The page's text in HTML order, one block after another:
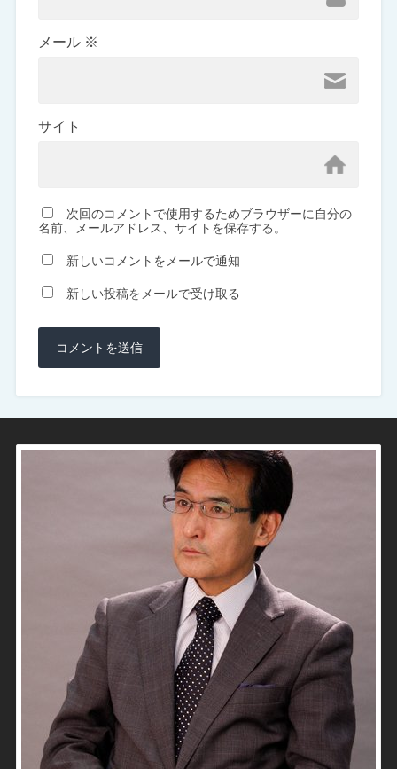
メール ※
サイト
次回のコメントで使用するためブラウザーに自分の
名前、メールアドレス、サイトを保存する。
新しいコメントをメールで通知
新しい投稿をメールで受け取る